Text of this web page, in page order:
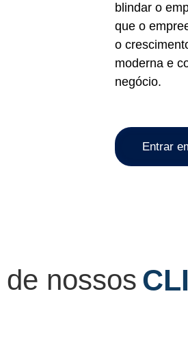
blindar o
que o
o
moderna e
negócio.
Entrar
nossos